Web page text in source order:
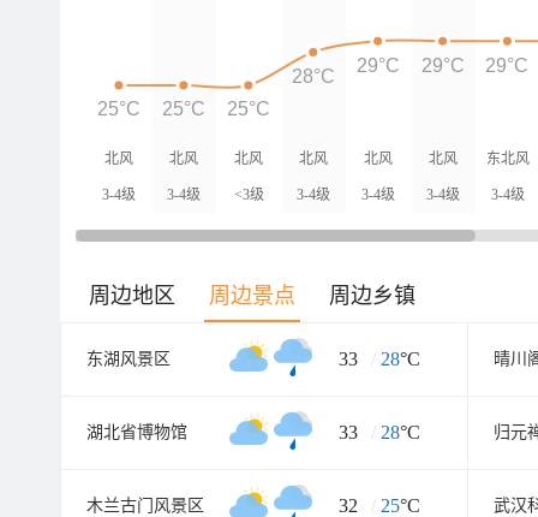
北风
3-4级
北风
3-4级
北风
<3级
北风
3-4级
北风
3-4级
北风
3-4级
东北风
3-4级
25°C 25°C 25°C
28°C
29°C 29°C 29°C
周边地区 周边景点 周边乡镇
东湖风景区 33 / 28°C 晴川
湖北省博物馆 33 / 28°C 归元
木兰古门风景区 32 / 25°C 武汉